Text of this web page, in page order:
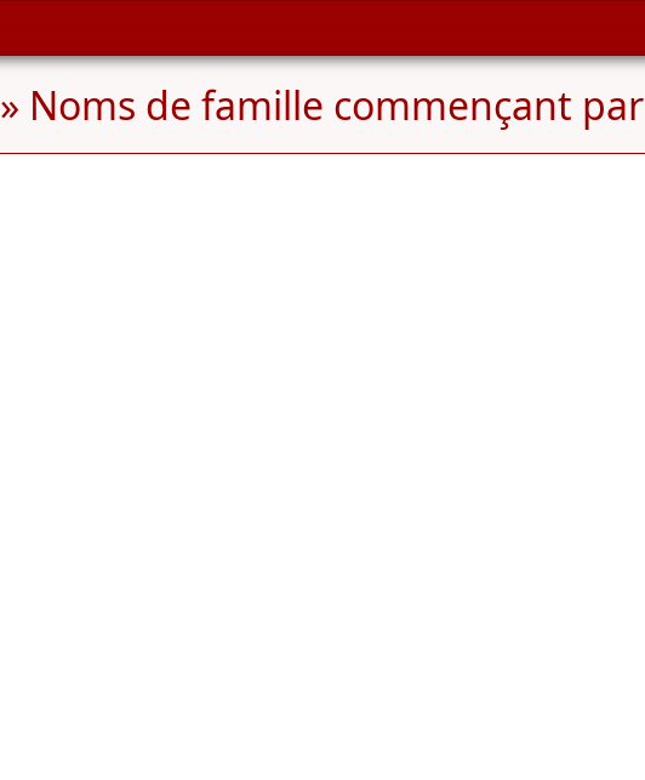
» Noms de famille commençant par